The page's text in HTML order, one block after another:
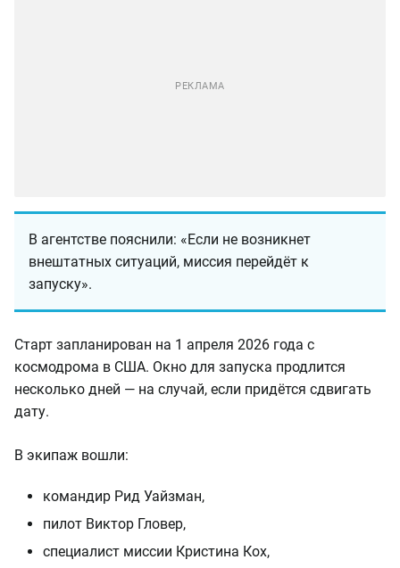
В агентстве пояснили: «Если не возникнет
внештатных ситуаций, миссия перейдёт к
запуску».
Старт запланирован на 1 апреля 2026 года с
космодрома в США. Окно для запуска продлится
несколько дней — на случай, если придётся сдвигать
дату.
В экипаж вошли:
командир Рид Уайзман,
пилот Виктор Гловер,
специалист миссии Кристина Кох,